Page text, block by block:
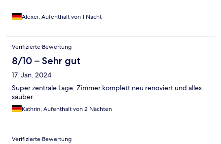
Alexei, Aufenthalt von 1 Nacht
Verifizierte Bewertung
8/10 – Sehr gut
17. Jan. 2024
Super zentrale Lage. Zimmer komplett neu renoviert und alles
sauber.
Kathrin, Aufenthalt von 2 Nächten
Verifizierte Bewertung